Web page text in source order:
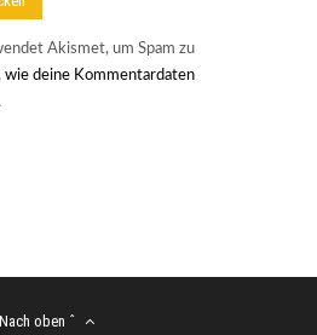
Akismet, um Spam zu
wie deine Kommentardaten
Nach oben ˆ